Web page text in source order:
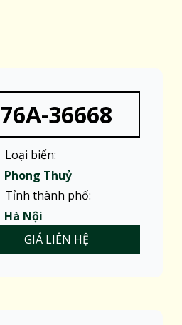
76A-36668
Loại biển:
Phong Thuỷ
Tỉnh thành phố:
Hà Nội
GIÁ LIÊN HỆ